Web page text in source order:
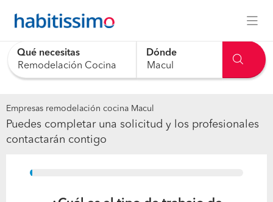
Qué necesitas Dónde
Empresas remodelación cocina Macul
Puedes completar una solicitud y los profesionales
contactarán contigo
15%